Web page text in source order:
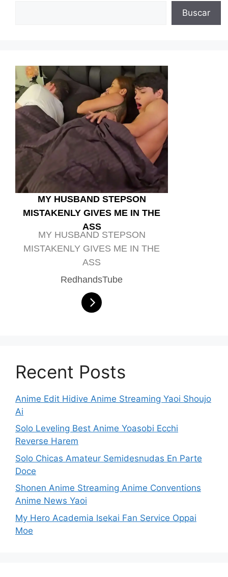
Buscar
MY HUSBAND STEPSON
MISTAKENLY GIVES ME IN THE
ASS
MY HUSBAND STEPSON
MISTAKENLY GIVES ME IN THE
ASS
RedhandsTube
Recent Posts
Anime Edit Hidive Anime Streaming Yaoi Shoujo
Ai
Solo Leveling Best Anime Yoasobi Ecchi
Reverse Harem
Solo Chicas Amateur Semidesnudas En Parte
Doce
Shonen Anime Streaming Anime Conventions
Anime News Yaoi
My Hero Academia Isekai Fan Service Oppai
Moe